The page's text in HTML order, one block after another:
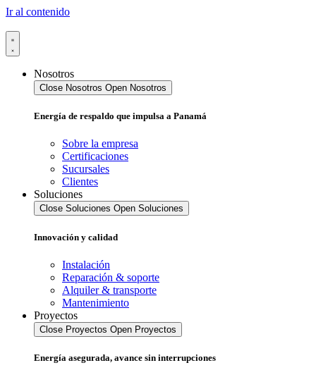
Ir al contenido
Nosotros
Close Nosotros Open Nosotros
Energía de respaldo que impulsa a Panamá
Sobre la empresa
Certificaciones
Sucursales
Clientes
Soluciones
Close Soluciones Open Soluciones
Innovación y calidad
Instalación
Reparación & soporte
Alquiler & transporte
Mantenimiento
Proyectos
Close Proyectos Open Proyectos
Energía asegurada, avance sin interrupciones